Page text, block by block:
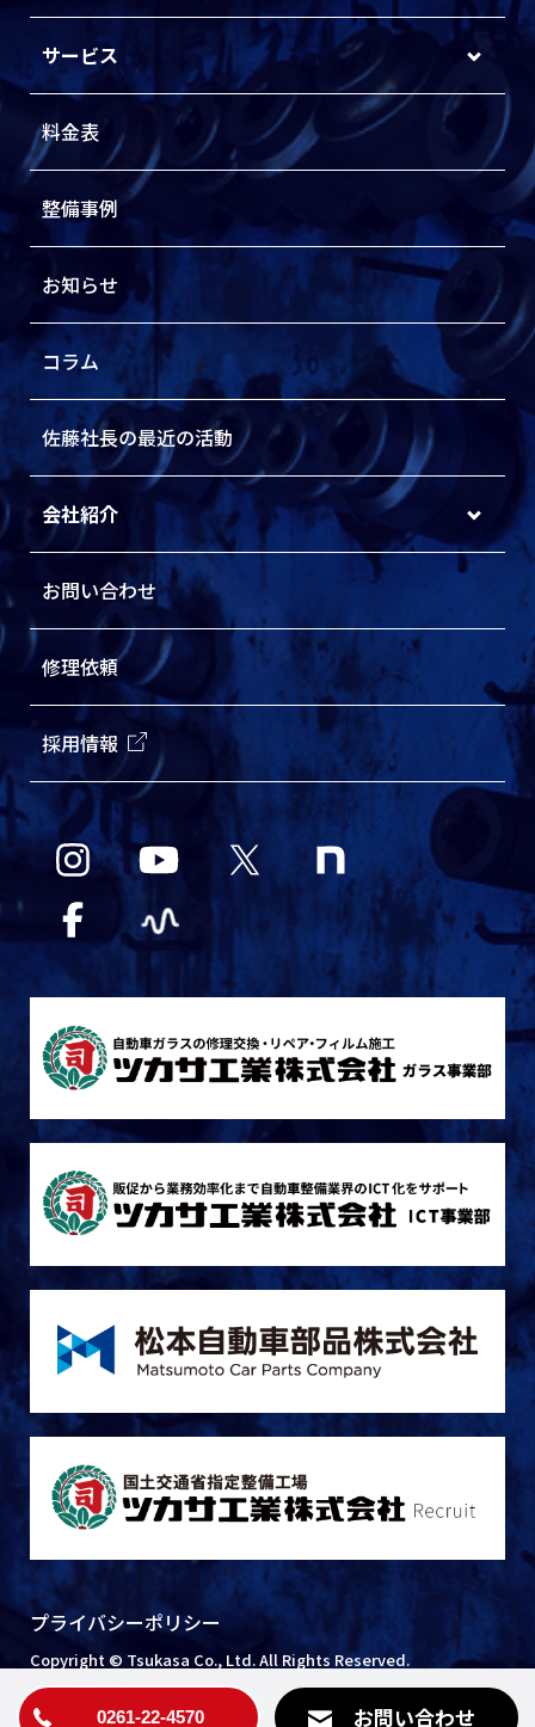
サービス
料金表
整備事例
お知らせ
コラム
佐藤社長の最近の活動
会社紹介
お問い合わせ
修理依頼
採用情報
プライバシーポリシー
Copyright © Tsukasa Co., Ltd. All Rights Reserved.
0261-22-4570 お問い合わせ